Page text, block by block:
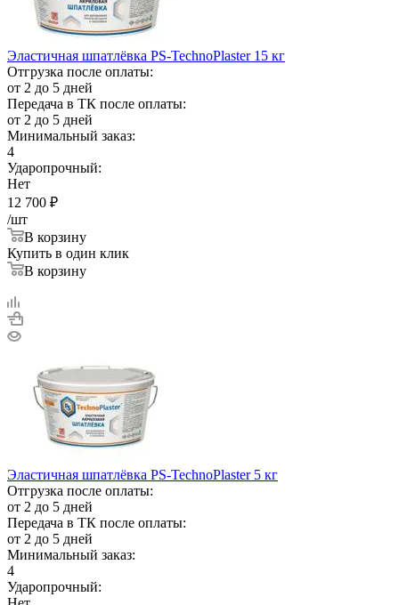
Эластичная шпатлёвка PS-TechnoPlaster 15 кг
Отгрузка после оплаты:
от 2 до 5 дней
Передача в ТК после оплаты:
от 2 до 5 дней
Минимальный заказ:
4
Ударопрочный:
Нет
12 700 ₽
/шт
В корзину
Купить в один клик
В корзину
Эластичная шпатлёвка PS-TechnoPlaster 5 кг
Отгрузка после оплаты:
от 2 до 5 дней
Передача в ТК после оплаты:
от 2 до 5 дней
Минимальный заказ:
4
Ударопрочный: